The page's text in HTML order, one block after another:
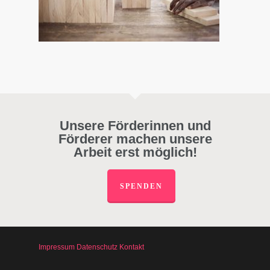
Unsere Förderinnen und
Förderer machen unsere
Arbeit erst möglich!
SPENDEN
Impressum Datenschutz Kontakt